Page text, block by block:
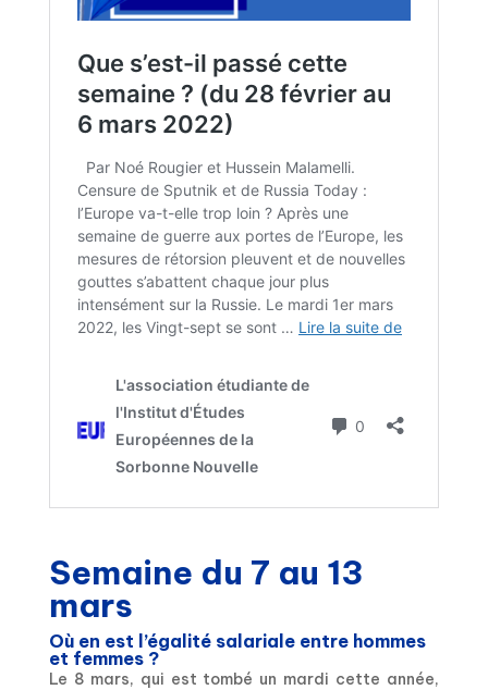
Semaine du 7 au 13
mars
Où en est l’égalité salariale entre hommes
et femmes ?
Le 8 mars, qui est tombé un mardi cette année,